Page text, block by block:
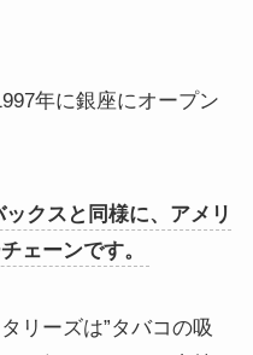
年に銀座にオープン
クスと同様に、アメリ
ェーンです。
リーズは”タバコの吸